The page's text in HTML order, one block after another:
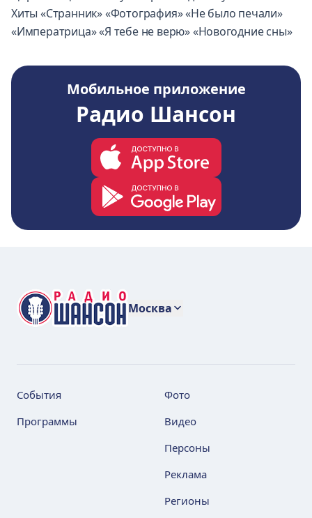
Хиты «Странник» «Фотография» «Не было печали»
«Императрица» «Я тебе не верю» «Новогодние сны»
Мобильное приложение
Радио Шансон
Москва
События
Программы
Фото
Видео
Персоны
Реклама
Регионы